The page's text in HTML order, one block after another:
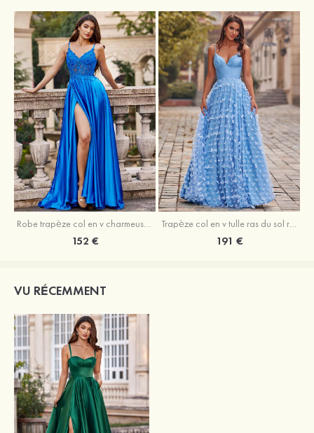
Robe trapèze col en v charmeuse traîne balayage robe de bal
152 €
Trapèze col en v tulle ras du sol robe de bal avec papillon
191 €
VU RÉCEMMENT